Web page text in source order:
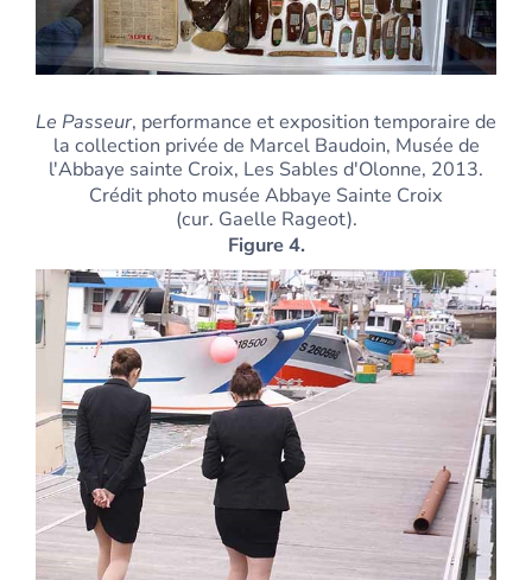
Le Passeur, performance et exposition temporaire de
la collection privée de Marcel Baudoin, Musée de
l'Abbaye sainte Croix, Les Sables d'Olonne, 2013.
Crédit photo musée Abbaye Sainte Croix
(cur. Gaelle Rageot).
Figure 4.